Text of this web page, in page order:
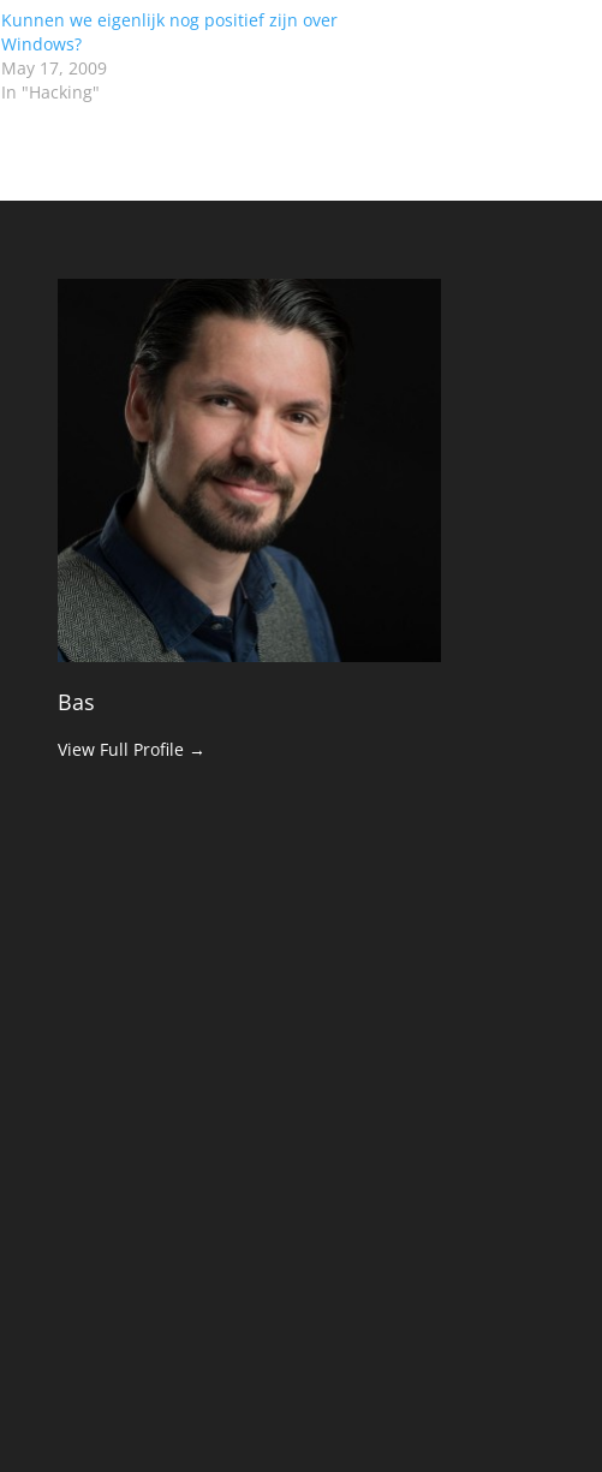
Kunnen we eigenlijk nog positief zijn over
Windows?
May 17, 2009
In "Hacking"
Bas
View Full Profile →